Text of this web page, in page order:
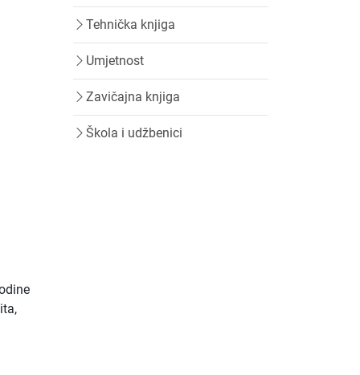
Tehnička knjiga
Umjetnost
Zavičajna knjiga
Škola i udžbenici